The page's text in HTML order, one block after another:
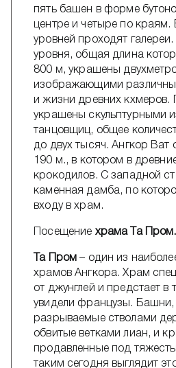
пять башен в форме
центре и четыре по краям.
уровней проходят галереи.
уровня, общая длина
800 м, украшены
изображающими
и жизни древних кхмеров.
украшены скульптурными
танцовщиц, общее
до двух тысяч. Ангкор
190 м., в котором в
крокодилов. С западной
каменная дамба, по
входу в храм.
Посещение храма Та Пром.
Та Пром – один из
храмов Ангкора. Храм
от джунглей и предстает в
увидели французы. Башни,
разрываемые стволами
обвитые ветками лиан, и
продавленные под
таким сегодня выглядит